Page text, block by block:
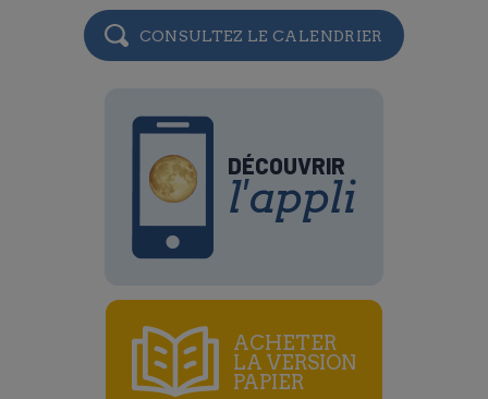
CONSULTEZ LE CALENDRIER
DÉCOUVRIR
l'appli
ACHETER
LA VERSION
PAPIER